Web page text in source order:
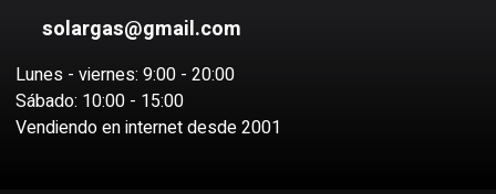
solargas@gmail.com
Lunes - viernes: 9:00 - 20:00
Sábado: 10:00 - 15:00
Vendiendo en internet desde 2001